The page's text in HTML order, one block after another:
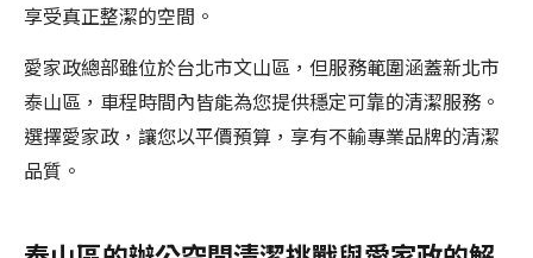
享受真正整潔的空間。
愛家政總部雖位於台北市文山區，但服務範圍涵蓋新北市
泰山區，車程時間內皆能為您提供穩定可靠的清潔服務。
選擇愛家政，讓您以平價預算，享有不輸專業品牌的清潔
品質。